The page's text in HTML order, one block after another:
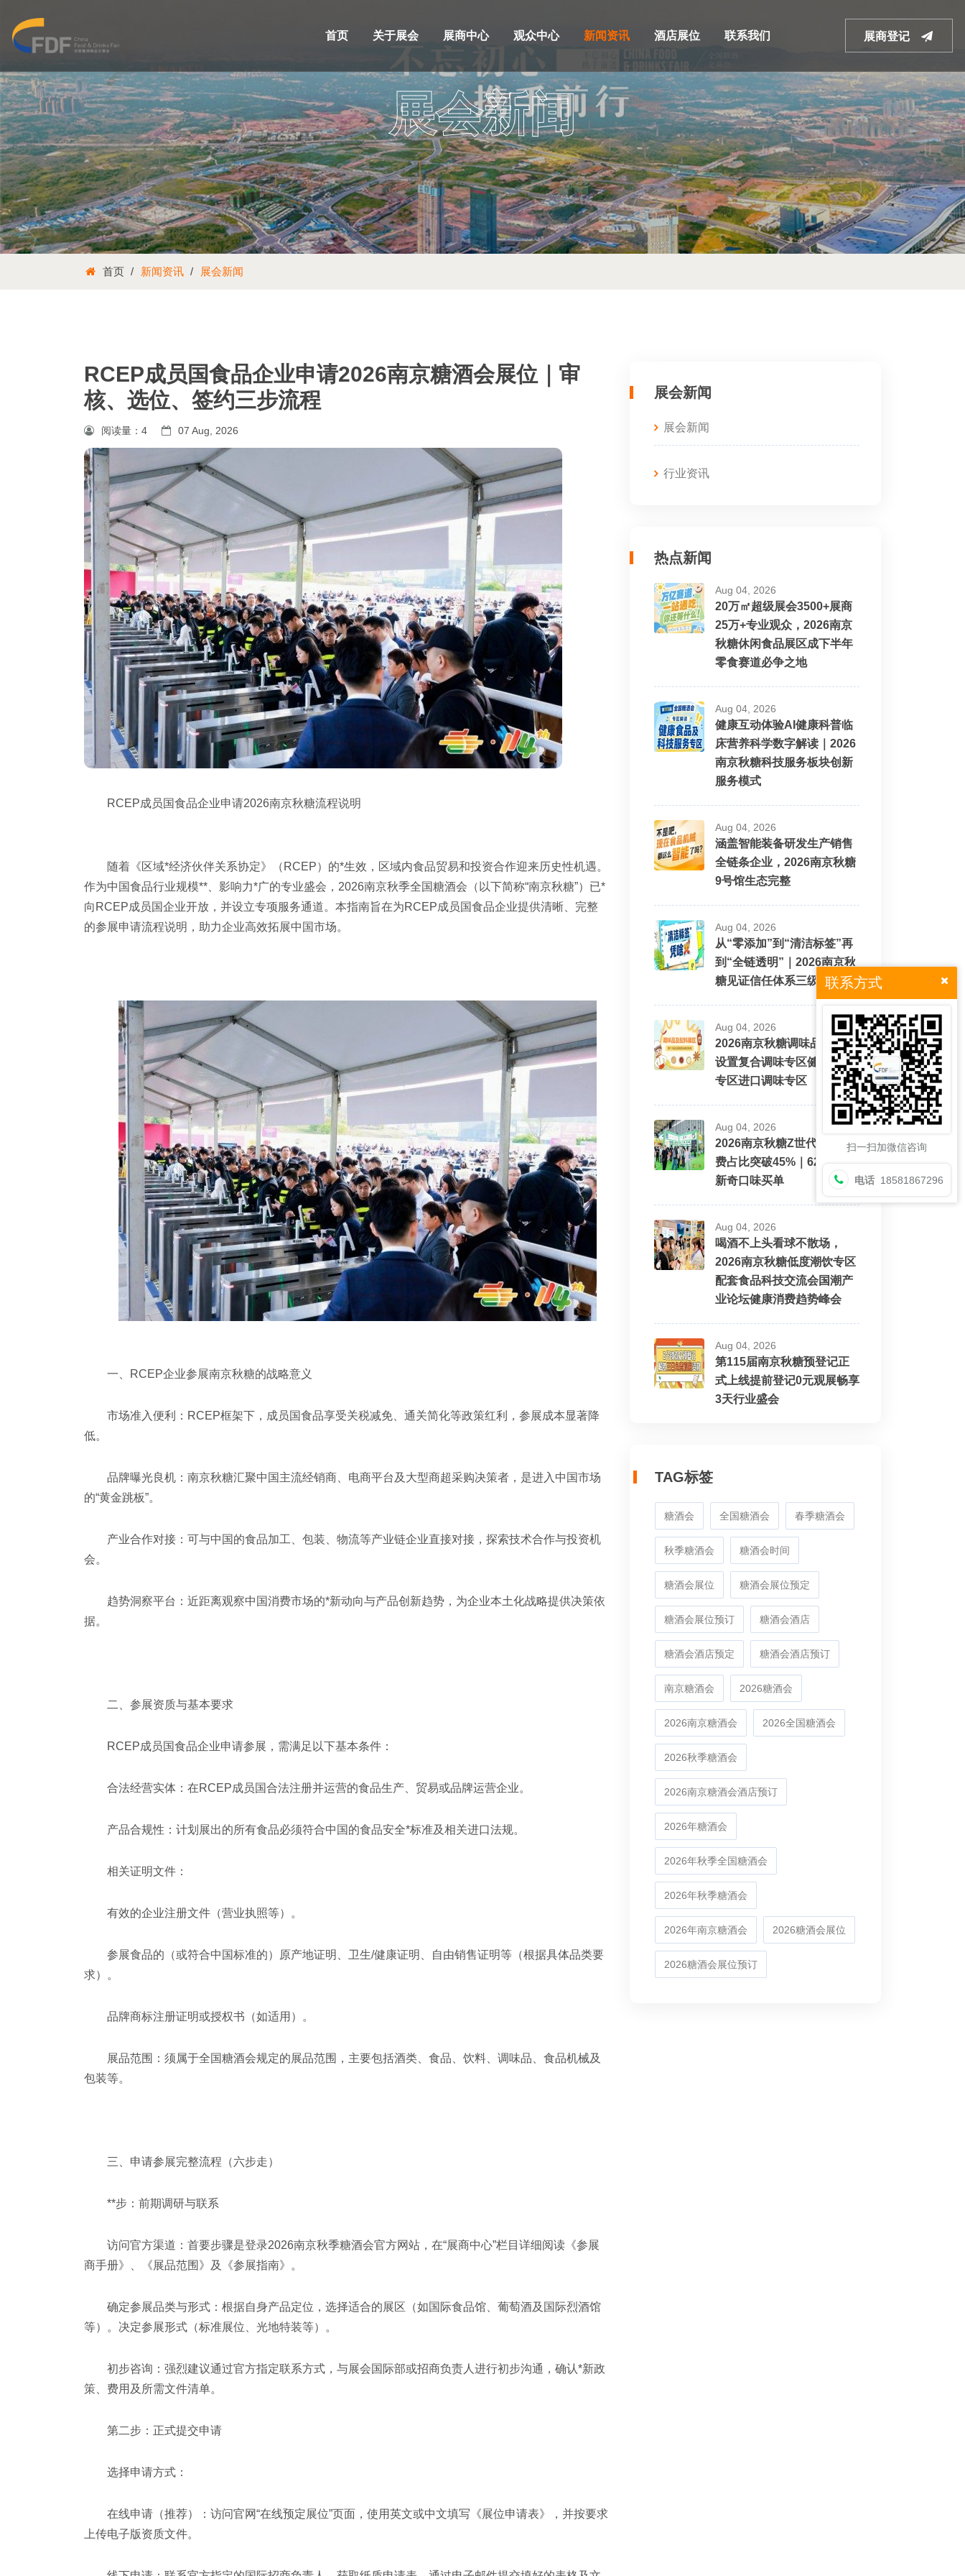
首页 关于展会 展商中心 观众中心 新闻资讯 酒店展位 联系我们 展商登记
展会新闻
首页 新闻资讯 展会新闻
RCEP成员国食品企业申请2026南京糖酒会展位｜审
核、选位、签约三步流程
阅读量： 4 07 Aug, 2026
RCEP成员国食品企业申请2026南京秋糖流程说明
随着《区域*经济伙伴关系协定》（RCEP）的*生效，区域内食品贸易和投资合作迎来历史性机遇。
作为中国食品行业规模**、影响力*广的专业盛会，2026南京秋季全国糖酒会 （以下简称“南京秋糖”）已*
向RCEP成员国企业开放，并设立专项服务通道。本指南旨在为RCEP成员国食品企业提供清晰、完整
的参展申请流程说明，助力企业高效拓展中国市场。
一、RCEP企业参展南京秋糖的战略意义
市场准入便利：RCEP框架下，成员国食品享受关税减免、通关简化等政策红利，参展成本显著降
低。
品牌曝光良机：南京秋糖汇聚中国主流经销商、电商平台及大型商超采购决策者，是进入中国市场
的“黄金跳板”。
产业合作对接：可与中国的食品加工、包装、物流等产业链企业直接对接，探索技术合作与投资机
会。
趋势洞察平台：近距离观察中国消费市场的*新动向与产品创新趋势，为企业本土化战略提供决策依
据。
二、参展资质与基本要求
RCEP成员国食品企业申请参展，需满足以下基本条件：
合法经营实体：在RCEP成员国合法注册并运营的食品生产、贸易或品牌运营企业。
产品合规性：计划展出的所有食品必须符合中国的食品安全*标准及相关进口法规。
相关证明文件：
有效的企业注册文件（营业执照等）。
参展食品的（或符合中国标准的）原产地证明、卫生/健康证明、自由销售证明等（根据具体品类要
求）。
品牌商标注册证明或授权书（如适用）。
展品范围：须属于全国糖酒会规定的展品范围，主要包括酒类、食品、饮料、调味品、食品机械及
包装等。
三、申请参展完整流程（六步走）
**步：前期调研与联系
访问官方渠道：首要步骤是登录2026南京秋季糖酒会官方网站，在“展商中心”栏目详细阅读《参展
商手册》、《展品范围》及《参展指南》。
确定参展品类与形式：根据自身产品定位，选择适合的展区（如国际食品馆、葡萄酒及国际烈酒馆
等）。决定参展形式（标准展位、光地特装等）。
初步咨询：强烈建议通过官方指定联系方式，与展会国际部或招商负责人进行初步沟通，确认*新政
策、费用及所需文件清单。
第二步：正式提交申请
选择申请方式：
在线申请（推荐）：访问官网“在线预定展位”页面，使用英文或中文填写《展位申请表》，并按要求
上传电子版资质文件。
展会新闻
展会新闻
行业资讯
热点新闻
Aug 04, 2026
20万㎡超级展会3500+展商
25万+专业观众，2026南京
秋糖休闲食品展区成下半年
零食赛道必争之地
Aug 04, 2026
健康互动体验AI健康科普临
床营养科学数字解读｜2026
南京秋糖科技服务板块创新
服务模式
Aug 04, 2026
涵盖智能装备研发生产销售
全链条企业，2026南京秋糖
9号馆生态完整
Aug 04, 2026
从“零添加”到“清洁标签”再
到“全链透明”｜2026南京秋
糖见证信任体系三级跳
Aug 04, 2026
2026南京秋糖调味品展区将
设置复合调味专区健康配料
专区进口调味专区
Aug 04, 2026
2026南京秋糖Z世代酒水消
费占比突破45%｜62%愿为
新奇口味买单
Aug 04, 2026
喝酒不上头看球不散场，
2026南京秋糖低度潮饮专区
配套食品科技交流会国潮产
业论坛健康消费趋势峰会
Aug 04, 2026
第115届南京秋糖预登记正
式上线提前登记0元观展畅享
3天行业盛会
TAG标签
糖酒会 全国糖酒会 春季糖酒会
秋季糖酒会 糖酒会时间
糖酒会展位 糖酒会展位预定
糖酒会展位预订 糖酒会酒店
糖酒会酒店预定 糖酒会酒店预订
南京糖酒会 2026糖酒会
2026南京糖酒会 2026全国糖酒会
2026秋季糖酒会
2026南京糖酒会酒店预订
2026年糖酒会
2026年秋季全国糖酒会
2026年秋季糖酒会
2026年南京糖酒会 2026糖酒会展位
2026糖酒会展位预订
联系方式
扫一扫加微信咨询
电话 18581867296